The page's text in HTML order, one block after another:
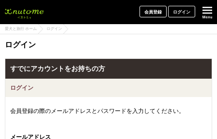
会員登録 ログイン
愛犬と旅行 ホーム ログイン
ログイン
すでにアカウントをお持ちの方
ログイン
会員登録の際のメールアドレスとパスワードを入力してください。
メールアドレス